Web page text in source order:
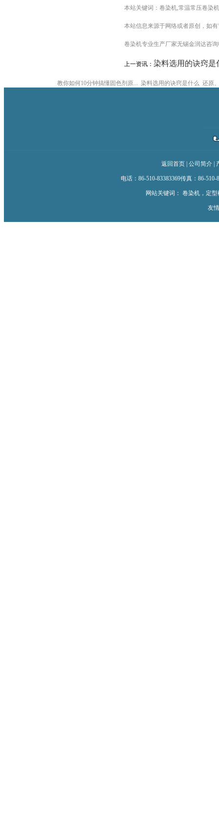
本站关键词： 卷染机,常温常压卷染机
本站信息来源于网络或者原创，如
卷染机专业生产厂家无锡金润达咨询
上一资讯： 染料选用的诀窍是
教你如何10分钟搞懂固色剂原... 染料选用的诀窍是什么 还原
返回首页| 公司简介|
电话：86-510-83383369传真：86-510-
网站关键词： 卷染机， 定型
友